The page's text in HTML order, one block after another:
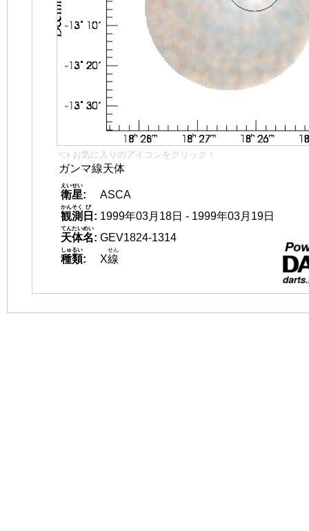
👈 お気に入りのアイコンをクリック！
ガンマ線天体
衛星
えいせい
:
ASCA
観測
かんそく
日
び
: 1999年03月18日 - 1999年03月19日
天体名
てんたいめい
: GEV1824-1314
種類
しゅるい
: X線
せん